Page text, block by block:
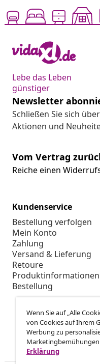
Lebe das Leben
günstiger
Newsletter
Schließen Sie sich
Aktionen und
Vom Vertrag
Reiche einen
Kundenservice
Bestellung verfolgen
Mein Konto
Zahlung
Versand & Lieferung
Retoure
Produktinformationen
Bestellung
Wenn Sie auf „Alle
von Cookies auf Ihrem
Werbung zu
Erklärung